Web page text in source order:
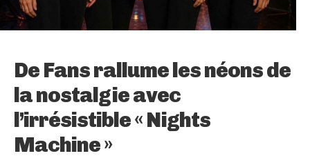
De Fans rallume les néons de
la nostalgie avec
l’irrésistible « Nights
Machine »